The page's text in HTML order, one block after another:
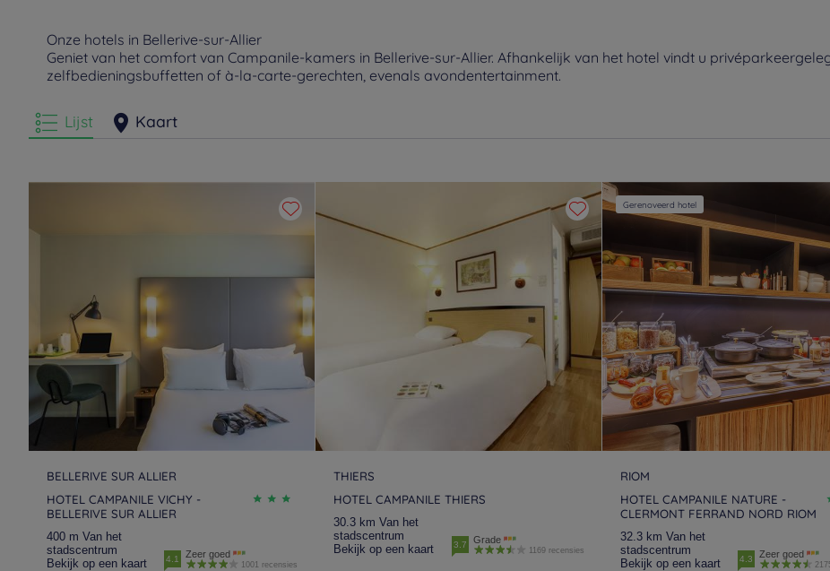
Onze hotels in Bellerive-sur-Allier
Geniet van het comfort van Campanile-kamers in Bellerive-sur-Allier. Afhankelijk van het hotel vindt u
zelfbedieningsbuffetten of à-la-carte-gerechten, evenals avondentertainment.
Lijst Kaart
BELLERIVE SUR ALLIER
HOTEL CAMPANILE VICHY -
BELLERIVE SUR ALLIER
400 m Van het
stadscentrum
Bekijk op een kaart
4.1 Zeer goed
1001 recensies
THIERS
HOTEL CAMPANILE THIERS
30.3 km Van het
stadscentrum
Bekijk op een kaart
3.7 Grade
1169 recensies
Gerenoveerd hotel
RIOM
HOTEL CAMPANILE NATURE -
CLERMONT FERRAND NORD RIOM
32.3 km Van het
stadscentrum
Bekijk op een kaart
4.3 Zeer goed